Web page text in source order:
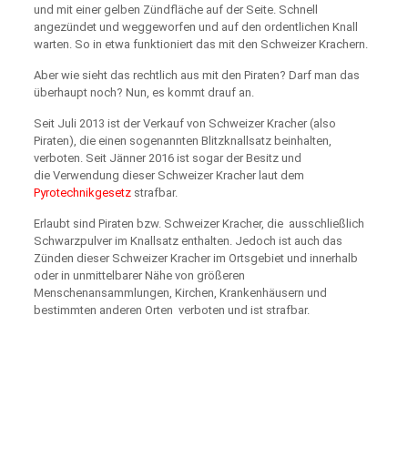
und mit einer gelben Zündfläche auf der Seite. Schnell
angezündet und weggeworfen und auf den ordentlichen Knall
warten. So in etwa funktioniert das mit den Schweizer Krachern.
Aber wie sieht das rechtlich aus mit den Piraten? Darf man das
überhaupt noch? Nun, es kommt drauf an.
Seit Juli 2013 ist der Verkauf von Schweizer Kracher (also
Piraten), die einen sogenannten Blitzknallsatz beinhalten,
verboten. Seit Jänner 2016 ist sogar der Besitz und
die Verwendung dieser Schweizer Kracher laut dem
Pyrotechnikgesetzstrafbar.
Erlaubt sind Piraten bzw. Schweizer Kracher, die ausschließlich
Schwarzpulver im Knallsatz enthalten. Jedoch ist auch das
Zünden dieser Schweizer Kracher im Ortsgebiet und innerhalb
oder in unmittelbarer Nähe von größeren
Menschenansammlungen, Kirchen, Krankenhäusern und
bestimmten anderen Orten verboten und ist strafbar.